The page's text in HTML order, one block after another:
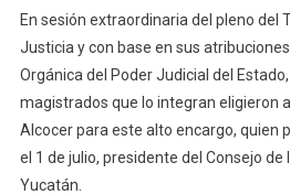
En sesión extraordinaria del pleno del
Justicia y con base en sus
Orgánica del Poder Judicial del
magistrados que lo integran eligieron
Alcocer para este alto encargo, quien
el 1 de julio, presidente del Consejo
Yucatán.